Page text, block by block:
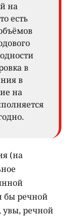
на
есть
в
в
на
(на
бы речной
увы, речной